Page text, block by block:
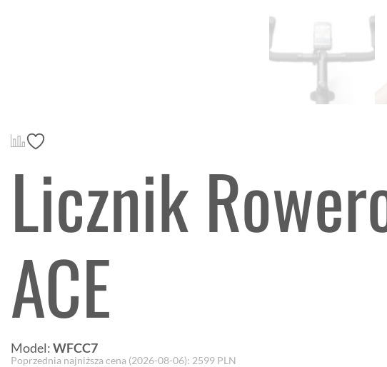
Licznik
ACE
Model:WFCC7
Poprzednia najniższa cena (2026-08-06): 2599 PLN